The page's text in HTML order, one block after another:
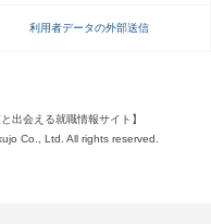
利用者データの外部送信
と出会える就職情報サイト】
Co., Ltd. All rights reserved.